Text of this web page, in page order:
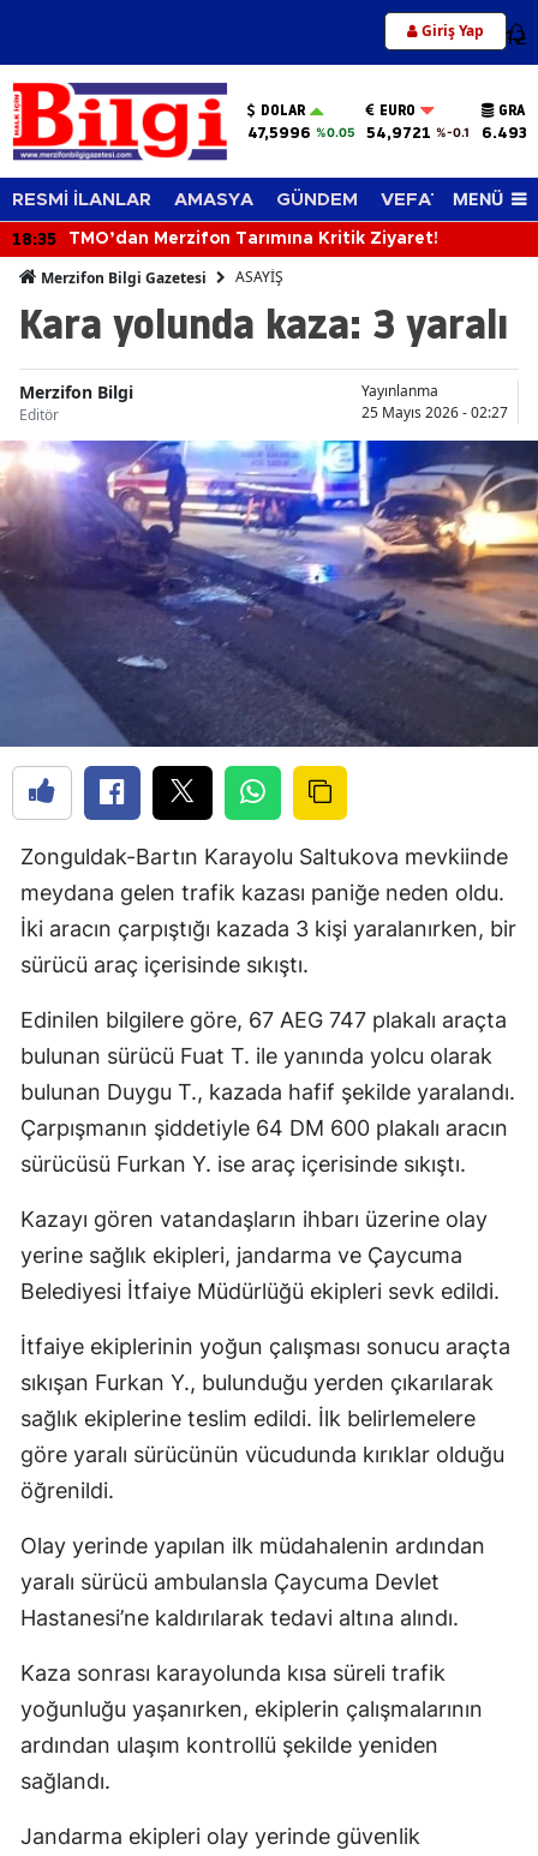
Giriş Yap 12
DOLAR
47,5996 %0.05
EURO
54,9721 %-0.1
RESMİ İLANLAR AMASYA GÜNDEM VEFAT EDENLER
MENÜ
18:35 TMO’dan Merzifon Tarımına Kritik Ziyaret!
Merzifon Bilgi Gazetesi ASAYİŞ
Kara yolunda kaza: 3 yaralı
Merzifon Bilgi
Editör
Yayınlanma
25 Mayıs 2026 - 02:27
Zonguldak-Bartın Karayolu Saltukova mevkiinde
meydana gelen trafik kazası paniğe neden oldu.
İki aracın çarpıştığı kazada 3 kişi yaralanırken, bir
sürücü araç içerisinde sıkıştı.
Edinilen bilgilere göre, 67 AEG 747 plakalı araçta
bulunan sürücü Fuat T. ile yanında yolcu olarak
bulunan Duygu T., kazada hafif şekilde yaralandı.
Çarpışmanın şiddetiyle 64 DM 600 plakalı aracın
sürücüsü Furkan Y. ise araç içerisinde sıkıştı.
Kazayı gören vatandaşların ihbarı üzerine olay
yerine sağlık ekipleri, jandarma ve Çaycuma
Belediyesi İtfaiye Müdürlüğü ekipleri sevk edildi.
İtfaiye ekiplerinin yoğun çalışması sonucu araçta
sıkışan Furkan Y., bulunduğu yerden çıkarılarak
sağlık ekiplerine teslim edildi. İlk belirlemelere
göre yaralı sürücünün vücudunda kırıklar olduğu
öğrenildi.
Olay yerinde yapılan ilk müdahalenin ardından
yaralı sürücü ambulansla Çaycuma Devlet
Hastanesi’ne kaldırılarak tedavi altına alındı.
Kaza sonrası karayolunda kısa süreli trafik
yoğunluğu yaşanırken, ekiplerin çalışmalarının
ardından ulaşım kontrollü şekilde yeniden
sağlandı.
Jandarma ekipleri olay yerinde güvenlik